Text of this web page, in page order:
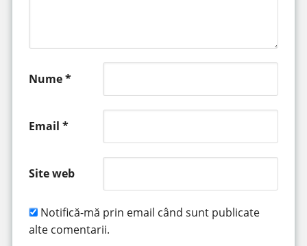
Nume*
Email *
Site web
Notifică-mă prin email când sunt publicate
alte comentarii.